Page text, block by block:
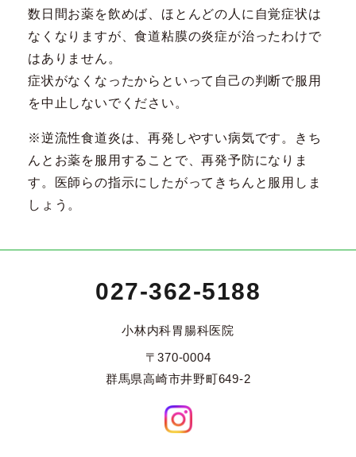
数日間お薬を飲めば、ほとんどの人に自覚症状は
なくなりますが、食道粘膜の炎症が治ったわけで
はありません。
症状がなくなったからといって自己の判断で服用
を中止しないでください。
※逆流性食道炎は、再発しやすい病気です。きち
んとお薬を服用することで、再発予防になりま
す。医師らの指示にしたがってきちんと服用しま
しょう。
027-362-5188
小林内科胃腸科医院
〒370-0004
群馬県高崎市井野町649-2